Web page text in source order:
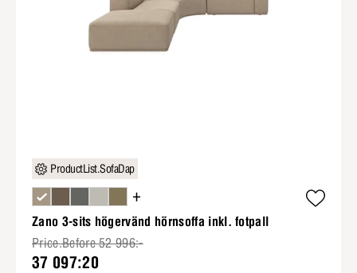
ProductList.SofaDap
+
Zano 3-sits högervänd hörnsoffa inkl. fotpall
Price.Before 52 996:-
37 097:20